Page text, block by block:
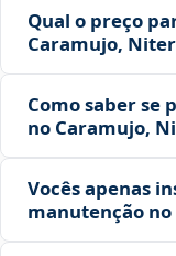
Qual o preço
Caramujo,
Como saber se
no Caramujo,
Vocês apenas
manutenção no